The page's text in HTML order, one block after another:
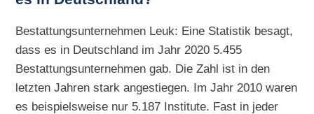
Bestattungsunternehmen Leuk: Eine Statistik besagt,
dass es in Deutschland im Jahr 2020 5.455
Bestattungsunternehmen gab. Die Zahl ist in den
letzten Jahren stark angestiegen. Im Jahr 2010 waren
es beispielsweise nur 5.187 Institute. Fast in jeder